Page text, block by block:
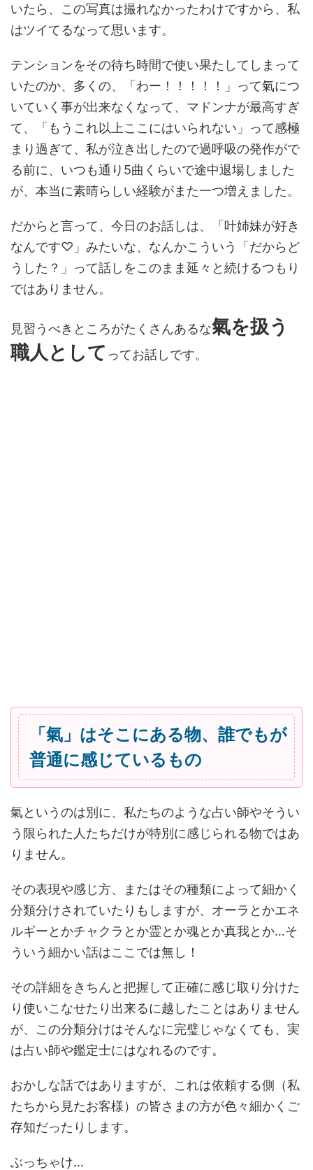
いたら、この写真は撮れなかったわけですから、私
はツイてるなって思います。
テンションをその待ち時間で使い果たしてしまって
いたのか、多くの、「わー！！！！！」って氣につ
いていく事が出来なくなって、マドンナが最高すぎ
て、「もうこれ以上ここにはいられない」って感極
まり過ぎて、私が泣き出したので過呼吸の発作がで
る前に、いつも通り5曲くらいで途中退場しました
が、本当に素晴らしい経験がまた一つ増えました。
だからと言って、今日のお話しは、「叶姉妹が好き
なんです♡」みたいな、なんかこういう「だからど
うした？」って話しをこのまま延々と続けるつもり
ではありません。
見習うべきところがたくさんあるな氣を扱う
職人として ってお話しです。
「氣」はそこにある物、誰でもが
普通に感じているもの
氣というのは別に、私たちのような占い師やそうい
う限られた人たちだけが特別に感じられる物ではあ
りません。
その表現や感じ方、またはその種類によって細かく
分類分けされていたりもしますが、オーラとかエネ
ルギーとかチャクラとか霊とか魂とか真我とか…そ
ういう細かい話はここでは無し！
その詳細をきちんと把握して正確に感じ取り分けた
り使いこなせたり出来るに越したことはありません
が、この分類分けはそんなに完璧じゃなくても、実
は占い師や鑑定士にはなれるのです。
おかしな話ではありますが、これは依頼する側（私
たちから見たお客様）の皆さまの方が色々細かくご
存知だったりします。
ぶっちゃけ…